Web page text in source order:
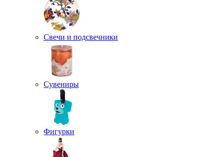
Свечи и подсвечники
Сувениры
Фигурки